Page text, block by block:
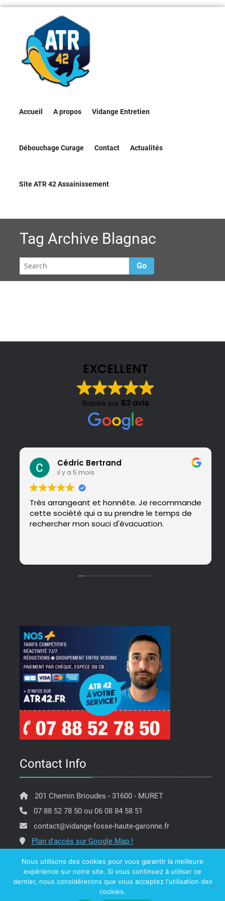
Accueil A propos Vidange Entretien
Débouchage Curage Contact Actualités
Site ATR 42 Assainissement
Tag Archive Blagnac
Go
EXCELLENT
Basée sur 83 avis
Cédric Bertrand
il y a 5 mois
Très arrangeant et honnête. Je recommande
cette société qui a su prendre le temps de
rechercher mon souci d'évacuation.
Contact Info
201 Chemin Brioudes - 31600 - MURET
07 88 52 78 50 ou 06 08 84 58 51
contact@vidange-fosse-haute-garonne.fr
Plan d'accès sur Google Map !
Copyright @ ATR 42 Vidange Fosse Haute Garonne -
Nous utilisons des cookies pour vous garantir la meilleure
expérience sur notre site. Si vous continuez à utiliser ce
dernier, nous considérerons que vous acceptez l'utilisation des
cookies.